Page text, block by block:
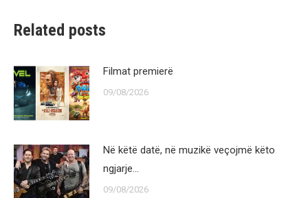
Related posts
Filmat premierë
09/08/2026
Në këtë datë, në muzikë veçojmë këto
ngjarje…
09/08/2026